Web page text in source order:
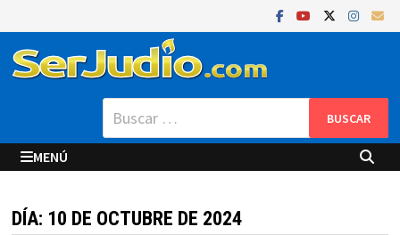
al
contenido
Buscar:
MENÚ
DÍA: 10 DE OCTUBRE DE 2024